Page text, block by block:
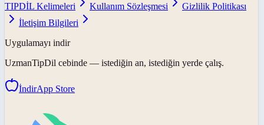
TIPDİL Kelimeleri
Kullanım Sözleşmesi
Gizlilik Politikası
İletişim Bilgileri
Uygulamayı indir
UzmanTipDil cebinde — istediğin an, istediğin yerde çalış.
İndirApp Store